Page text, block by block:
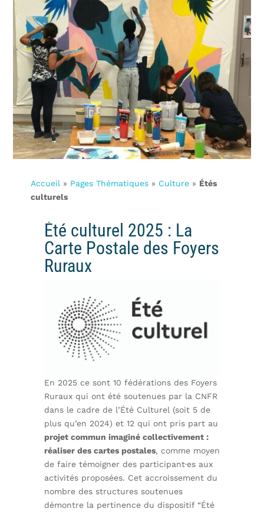
Accueil » Pages Thématiques » Culture » Étés
culturels
Été culturel 2025 : La
Carte Postale des Foyers
Ruraux
En 2025 ce sont 10 fédérations des Foyers
Ruraux qui ont été soutenues par la CNFR
dans le cadre de l’Été Culturel (soit 5 de
plus qu’en 2024) et 12 qui ont pris part au
projet commun imaginé collectivement :
réaliser des cartes postales, comme moyen
de faire témoigner des participant·es aux
activités proposées. Cet accroissement du
nombre des structures soutenues
démontre la pertinence du dispositif “Été